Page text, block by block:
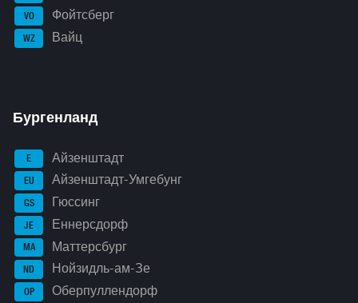
VO Фойтсберг
WZ Вайц
Бургенланд
E Айзенштадт
EU Айзенштадт-Умгебунг
GS Гюссинг
JE Еннерсдорф
MA Маттерсбург
ND Нойзидль-ам-Зе
OP Оберпуллендорф